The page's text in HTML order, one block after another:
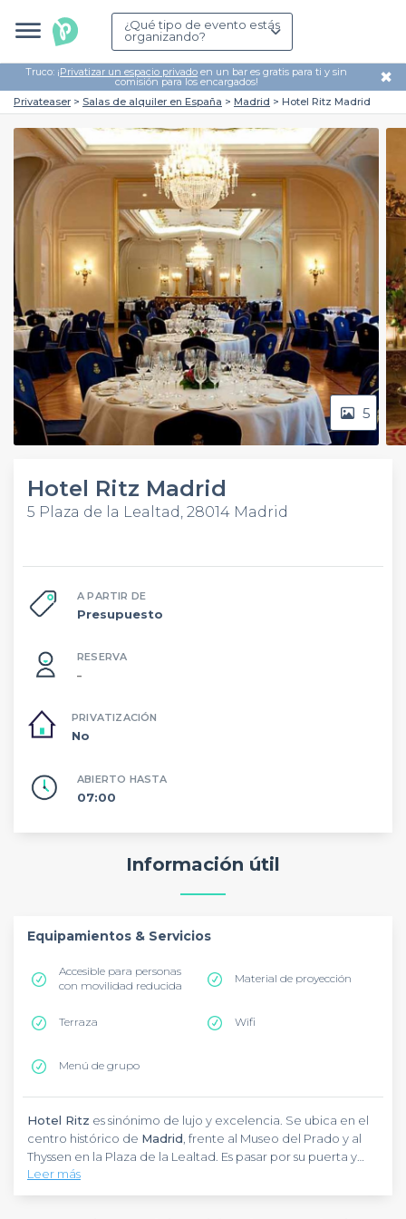
¿Qué tipo de evento estás
organizando?
Truco: ¡Privatizar un espacio privado en un bar es gratis para ti y sin
comisión para los encargados! ✖
Privateaser Salas de alquiler en España Madrid Hotel Ritz Madrid
5
Hotel Ritz Madrid
5 Plaza de la Lealtad, 28014 Madrid
A PARTIR DE
Presupuesto
RESERVA
–
PRIVATIZACIÓN
No
ABIERTO HASTA
07:00
Información útil
Equipamientos & Servicios
Accesible para personas
con movilidad reducida
Material de proyección
Terraza Wifi
Menú de grupo
Hotel Ritz es sinónimo de lujo y excelencia. Se ubica en el
centro histórico de Madrid , frente al Museo del Prado y al
Thyssen en la Plaza de la Lealtad. Es pasar por su puerta y
sentir la grandiosidad de este edificio construído a
principios del SXX.
Techos altos, suelos de mármol y decoración clásica con
Leer más